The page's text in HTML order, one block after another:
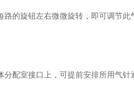
路的旋钮左右微微旋转，即可调节
分配室接口上，可提前安排所用气